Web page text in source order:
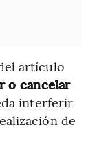
artículo
o cancelar
interferir
de